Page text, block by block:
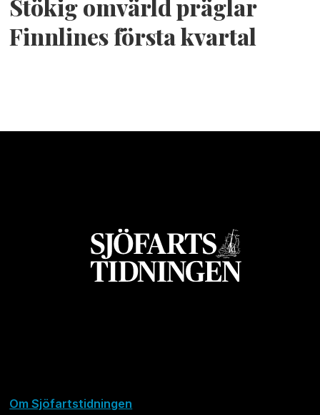
Stökig omvärld präglar
Finnlines första kvartal
Om Sjöfartstidningen